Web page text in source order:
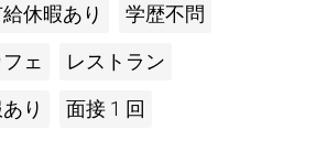
休暇あり 学歴不問
フェ レストラン
り 面接 1 回